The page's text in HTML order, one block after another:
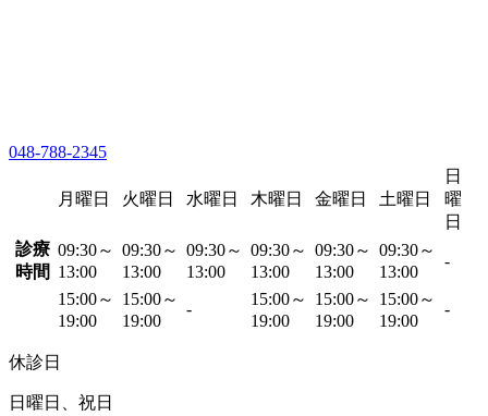
048-788-2345
月曜日 火曜日 水曜日 木曜日 金曜日 土曜日
日
曜
日
診療
時間
09:30～
13:00
09:30～
13:00
09:30～
13:00
09:30～
13:00
09:30～
13:00
09:30～
13:00
-
15:00～
19:00
15:00～
19:00
-
15:00～
19:00
15:00～
19:00
15:00～
19:00
-
休診日
日曜日、祝日